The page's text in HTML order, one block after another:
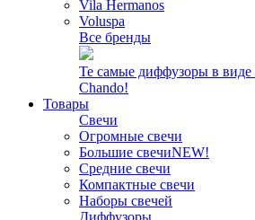
Vila Hermanos
Voluspa
Все бренды
Те самые диффузоры в виде
Chando!
Товары
Свечи
Огромные свечи
Большие свечиNEW!
Средние свечи
Компактные свечи
Наборы свечей
Диффузоры